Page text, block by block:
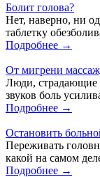
Болит голова?
Нет, наверно, ни
таблетку
Подробнее →
От мигрени
Люди, страдающие
звуков боль
Подробнее →
Остановить
Переживать
какой на самом
Подробнее →